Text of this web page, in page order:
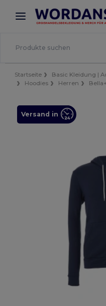
× Wordans App
Bessere Preise in der
Startseite Basic Kleidung |
Hoodies
Herren
Versand in